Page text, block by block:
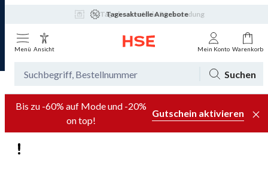
Tagesaktuelle Angebote
Menü Ansicht Mein Konto Warenkorb
Suchen
Bis zu -60% auf Mode und -20%
on top!
Gutschein aktivieren